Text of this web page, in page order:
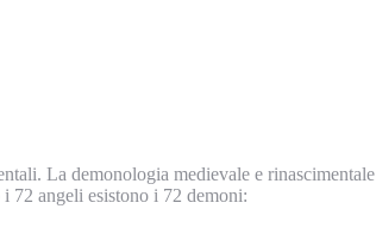
La demonologia medievale e rinascimentale
72 angeli esistono i 72 demoni: